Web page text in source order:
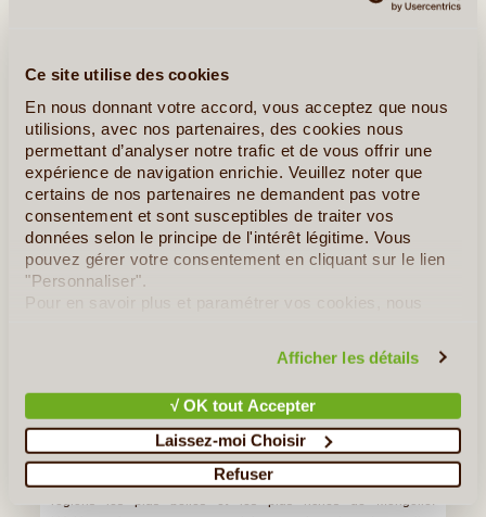
Ce site utilise des cookies
En nous donnant votre accord, vous acceptez que nous
utilisions, avec nos partenaires, des cookies nous
permettant d’analyser notre trafic et de vous offrir une
expérience de navigation enrichie. Veuillez noter que
certains de nos partenaires ne demandent pas votre
consentement et sont susceptibles de traiter vos
données selon le principe de l'intérêt légitime. Vous
pouvez gérer votre consentement en cliquant sur le lien
"Personnaliser".
Pour en savoir plus et paramétrer vos cookies, nous
Afficher les détails
√ OK tout Accepter
Laissez-moi Choisir
Refuser
Quelques Idées de Voyages en Mongolie
A Travers les Régions du Centre et du Nord Arkhangai - Khovsgol
©
Ce circuit en voiture vous permettra de découvrir deux des
régions les plus belles et les plus riches de Mongolie.